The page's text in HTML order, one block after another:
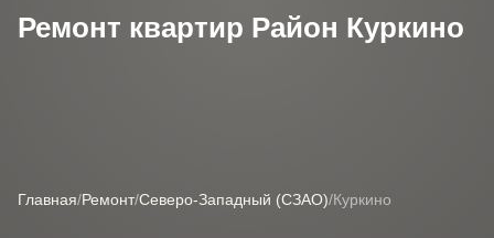
Ремонт квартир Район Куркино
Главная/Ремонт/Северо-Западный (СЗАО)/Куркино